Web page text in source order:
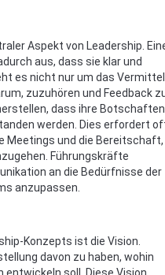
Aspekt von Leadership.
aus, dass sie klar und
es nicht nur um das
zuzuhören und Feedback
dass ihre Botschaften
werden. Dies erfordert
Meetings und die Bereitschaft,
Führungskräfte
an die Bedürfnisse der
anzupassen.
Konzepts ist die Vision.
davon zu haben, wohin